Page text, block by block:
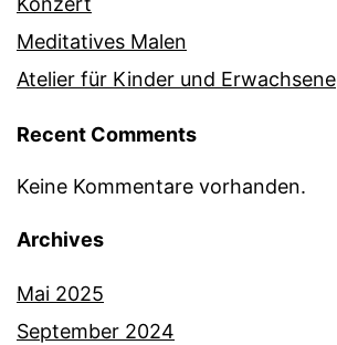
Meditatives Malen
Atelier für Kinder und Erwachsene
Recent Comments
Keine Kommentare vorhanden.
Archives
Mai 2025
September 2024